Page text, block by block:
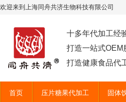
欢迎来到上海同舟共济生物科技有限公司
十多年代加工经
打造一站式OEM
打造健康食品代
首页 压片糖果代加工 固体